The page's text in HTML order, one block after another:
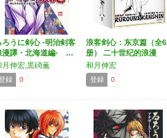
ろうに剣心 -明治剣客
漫譚・北海道編- …
月伸宏,黒碕薫
録 0
浪客剑心：东京篇（全6
册） 二十世纪的浪漫
传…
和月伸宏
登録 0